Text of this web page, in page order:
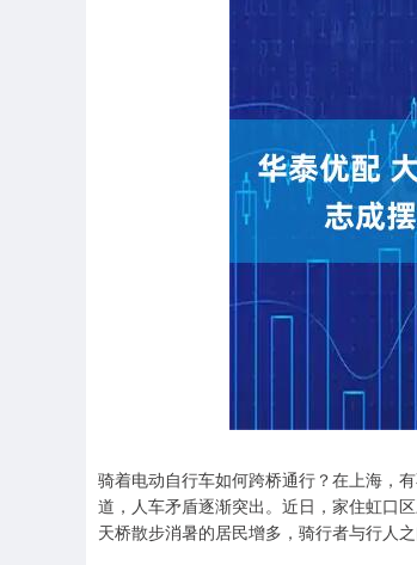
骑着电动自行车如何跨桥通行？在上海，
道，人车矛盾逐渐突出。近日，家住虹口
天桥散步消暑的居民增多，骑行者与行人